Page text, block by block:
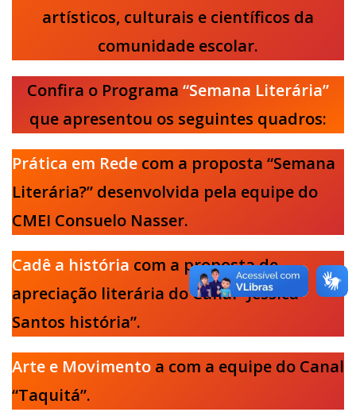
artísticos, culturais e científicos da
comunidade escolar.
Confira o Programa “Semana Literária”
que apresentou os seguintes quadros:
Prática em Rede com a proposta “Semana
Literária?” desenvolvida pela equipe do
CMEI Consuelo Nasser.
Cadê a história com a proposta de
apreciação literária do Canal “Jéssica
Santos história”.
Arte e Movimento a com a equipe do Canal
“Taquitá”.